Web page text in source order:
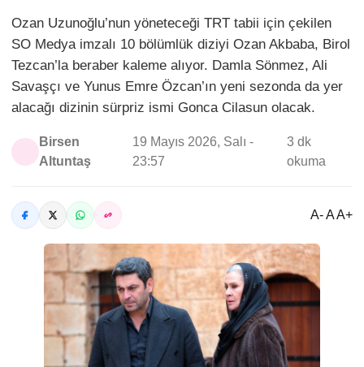
Ozan Uzunoğlu’nun yöneteceği TRT tabii için çekilen
SO Medya imzalı 10 bölümlük diziyi Ozan Akbaba, Birol
Tezcan’la beraber kaleme alıyor. Damla Sönmez, Ali
Savaşçı ve Yunus Emre Özcan’ın yeni sezonda da yer
alacağı dizinin sürpriz ismi Gonca Cilasun olacak.
Birsen
Altuntaş
19 Mayıs 2026, Salı -
23:57
3 dk
okuma
A- A A+